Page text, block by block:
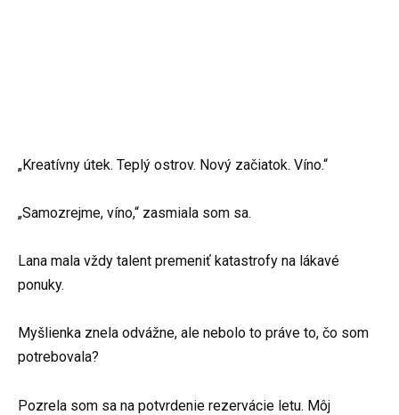
„Kreatívny útek. Teplý ostrov. Nový začiatok. Víno.“
„Samozrejme, víno,“ zasmiala som sa.
Lana mala vždy talent premeniť katastrofy na lákavé
ponuky.
Myšlienka znela odvážne, ale nebolo to práve to, čo som
potrebovala?
Pozrela som sa na potvrdenie rezervácie letu. Môj